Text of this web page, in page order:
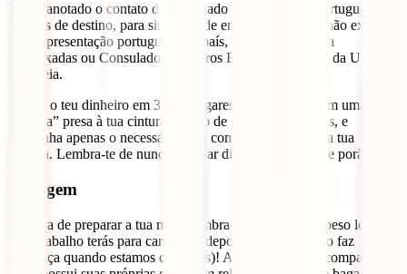
Tenha anotado o contato do consulado ou embaixada portuguesa no
teu país de destino, para situações de emergência. Caso não exista
uma representação portuguesa no país, poderás recorrer a
Embaixadas ou Consulados de outros Estados Membros da União
Europeia.
Divide o teu dinheiro em 3 ou 4 lugares, por exemplo, em uma
“doleira” presa à tua cintura, dentro de meias ou calçados, e
mantenha apenas o necessário para compras imediatas na tua
carteira. Lembra-te de nunca guardar dinheiro na mala de porão.
Bagagem
Na hora de preparar a tua mala, lembra-te: quanto mais peso levares,
mais trabalho terás para carregá-la depois (qualquer quilo faz
diferença quando estamos cansados)! Além disso, cada companhia